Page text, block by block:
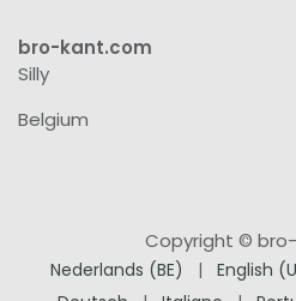
bro-kant.com
Silly
Belgium
Copyright ©
Nederlands (BE) | English